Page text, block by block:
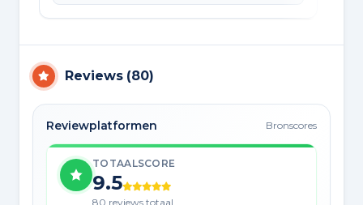
Reviews (80)
Reviewplatformen Bronscores
TOTAALSCORE
9.5
80 reviews totaal